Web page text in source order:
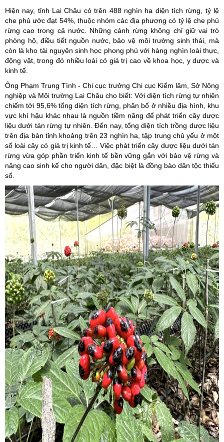
Hiện nay, tỉnh Lai Châu có trên 488 nghìn ha diện tích rừng, tỷ lệ
che phủ ước đạt 54%, thuộc nhóm các địa phương có tỷ lệ che phủ
rừng cao trong cả nước. Những cánh rừng không chỉ giữ vai trò
phòng hộ, điều tiết nguồn nước, bảo vệ môi trường sinh thái, mà
còn là kho tài nguyên sinh học phong phú với hàng nghìn loài thực,
động vật, trong đó nhiều loài có giá trị cao về khoa học, y dược và
kinh tế.
Ông Phạm Trung Tình - Chi cục trưởng Chi cục Kiểm lâm, Sở Nông
nghiệp và Môi trường Lai Châu cho biết: Với diện tích rừng tự nhiên
chiếm tới 95,6% tổng diện tích rừng, phân bố ở nhiều địa hình, khu
vực khí hậu khác nhau là nguồn tiềm năng để phát triển cây dược
liệu dưới tán rừng tự nhiên. Đến nay, tổng diện tích trồng dược liệu
trên địa bàn tỉnh khoảng trên 23 nghìn ha, tập trung chủ yếu ở một
số loài cây có giá trị kinh tế… Việc phát triển cây dược liệu dưới tán
rừng vừa góp phần triển kinh tế bền vững gắn với bảo vệ rừng và
nâng cao sinh kế cho người dân, đặc biệt là đồng bào dân tộc thiểu
số.